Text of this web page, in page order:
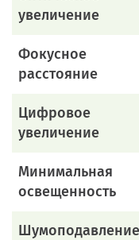
увеличение
Фокусное
расстояние
Цифровое
увеличение
Минимальная
освещенность
Шумоподавление